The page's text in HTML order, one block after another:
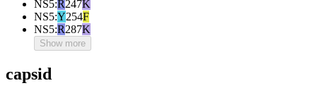
NS5:R247K
NS5:Y254F
NS5:R287K
Show more
capsid